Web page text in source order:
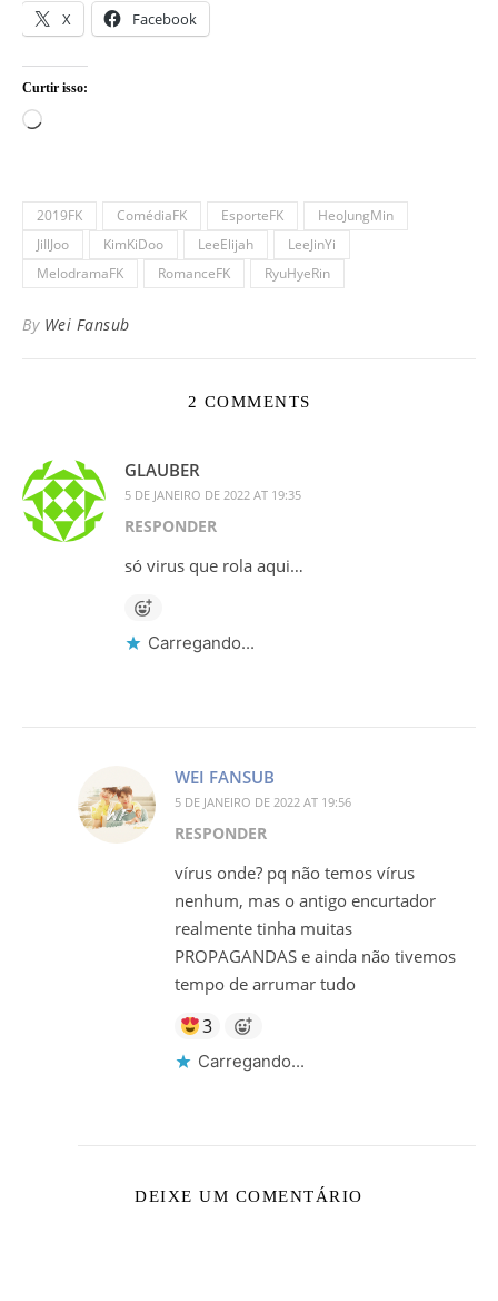
X Facebook
Curtir isso:
Carregando...
2019FK ComédiaFK EsporteFK
HeoJungMin
JiIlJoo
KimKiDoo LeeElijah
LeeJinYi
MelodramaFK
RomanceFK RyuHyeRin
By Wei Fansub
2 COMMENTS
GLAUBER
5 DE JANEIRO DE 2022 AT 19:35
RESPONDER
só virus que rola aqui…
Carregando...
WEI FANSUB
5 DE JANEIRO DE 2022 AT 19:56
RESPONDER
vírus onde? pq não temos vírus
nenhum, mas o antigo encurtador
realmente tinha muitas
PROPAGANDAS e ainda não tivemos
tempo de arrumar tudo
3
Carregando...
DEIXE UM COMENTÁRIO